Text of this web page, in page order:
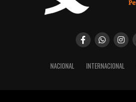
NACIONAL INTERNACIONAL